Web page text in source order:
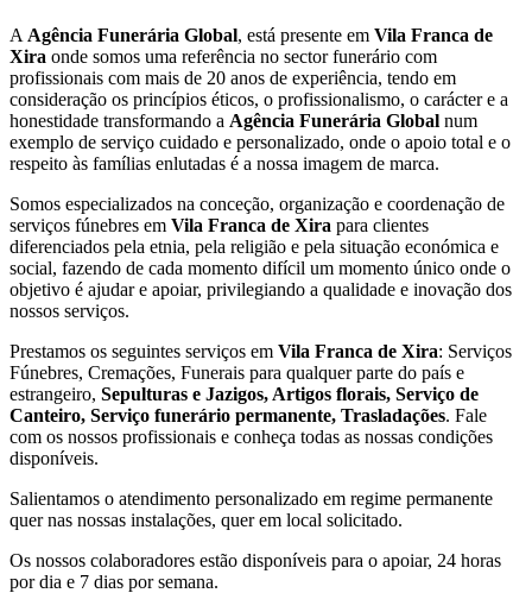
A Agência Funerária Global, está presente em Vila Franca de
Xira onde somos uma referência no sector funerário com
profissionais com mais de 20 anos de experiência, tendo em
consideração os princípios éticos, o profissionalismo, o carácter e a
honestidade transformando a Agência Funerária Global num
exemplo de serviço cuidado e personalizado, onde o apoio total e o
respeito às famílias enlutadas é a nossa imagem de marca.
Somos especializados na conceção, organização e coordenação de
serviços fúnebres em Vila Franca de Xira para clientes
diferenciados pela etnia, pela religião e pela situação económica e
social, fazendo de cada momento difícil um momento único onde o
objetivo é ajudar e apoiar, privilegiando a qualidade e inovação dos
nossos serviços.
Prestamos os seguintes serviços em Vila Franca de Xira: Serviços
Fúnebres, Cremações, Funerais para qualquer parte do país e
estrangeiro, Sepulturas e Jazigos, Artigos florais, Serviço de
Canteiro, Serviço funerário permanente, Trasladações. Fale
com os nossos profissionais e conheça todas as nossas condições
disponíveis.
Salientamos o atendimento personalizado em regime permanente
quer nas nossas instalações, quer em local solicitado.
Os nossos colaboradores estão disponíveis para o apoiar, 24 horas
por dia e 7 dias por semana.